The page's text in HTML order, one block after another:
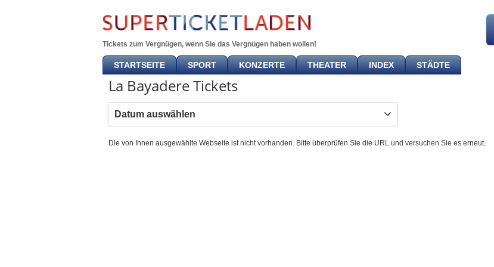
Tickets zum Vergnügen, wenn Sie das Vergnügen haben wollen!
STARTSEITE SPORT KONZERTE THEATER INDEX STÄDTE
La Bayadere Tickets
Datum auswählen
Die von Ihnen ausgewählte Webseite ist nicht vorhanden. Bitte überprüfen Sie die URL und versuchen Sie es erneut.